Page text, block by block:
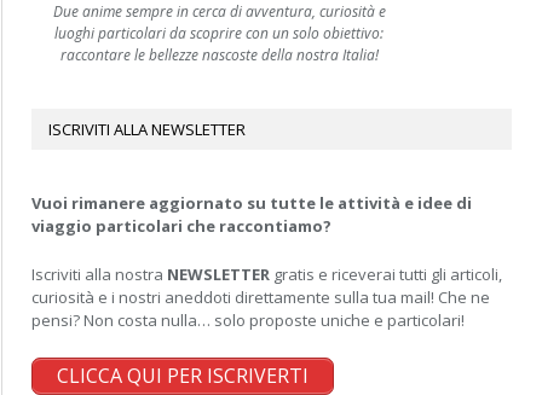
Due anime sempre in cerca di avventura, curiosità e
luoghi particolari da scoprire con un solo obiettivo:
raccontare le bellezze nascoste della nostra Italia!
ISCRIVITI ALLA NEWSLETTER
Vuoi rimanere aggiornato su tutte le attività e idee di
viaggio particolari che raccontiamo?
Iscriviti alla nostra NEWSLETTER gratis e riceverai tutti gli articoli,
curiosità e i nostri aneddoti direttamente sulla tua mail! Che ne
pensi? Non costa nulla… solo proposte uniche e particolari!
CLICCA QUI PER ISCRIVERTI